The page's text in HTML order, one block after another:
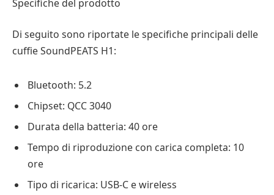
Specifiche del prodotto
Di seguito sono riportate le specifiche principali delle
cuffie SoundPEATS H1:
Bluetooth: 5.2
Chipset: QCC 3040
Durata della batteria: 40 ore
Tempo di riproduzione con carica completa: 10
ore
Tipo di ricarica: USB-C e wireless